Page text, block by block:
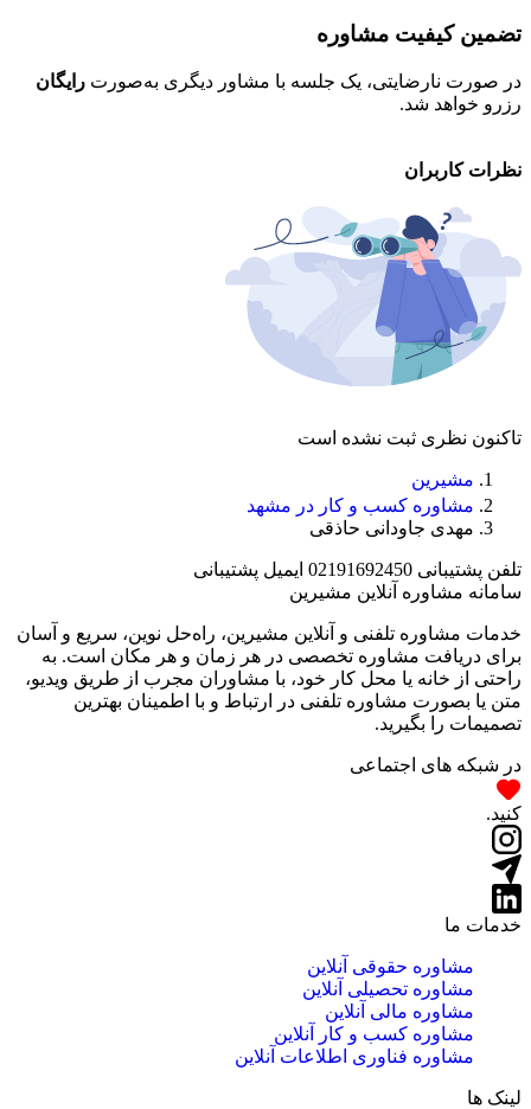
تضمین کیفیت مشاوره
در صورت نارضایتی، یک جلسه با مشاور دیگری به‌صورت رایگان
رزرو خواهد شد.
نظرات کاربران
تاکنون نظری ثبت نشده است
مشیرین
مشاوره کسب و کار در مشهد
مهدی جاودانی حاذقی
تلفن پشتیبانی 02191692450 ایمیل پشتیبانی
سامانه مشاوره آنلاین مشیرین
خدمات مشاوره تلفنی و آنلاین مشیرین، راه‌‌حل نوین، سریع و آسان
برای دریافت مشاوره تخصصی در هر زمان و هر مکان است. به
راحتی از خانه یا محل کار خود، با مشاوران مجرب از طریق ویدیو،
متن یا بصورت مشاوره تلفنی در ارتباط و با اطمینان بهترین
تصمیمات را بگیرید.
در شبکه های اجتماعی
کنید.
خدمات ما
مشاوره حقوقی آنلاین
مشاوره تحصیلی آنلاین
مشاوره مالی آنلاین
مشاوره کسب و کار آنلاین
مشاوره فناوری اطلاعات آنلاین
لینک ها